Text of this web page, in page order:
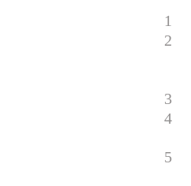
1
2
3
4
5